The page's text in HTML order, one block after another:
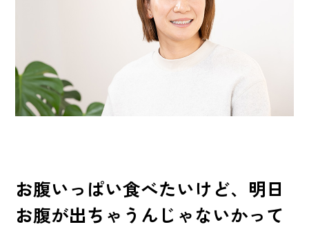
お腹いっぱい食べたいけど、明日
お腹が出ちゃうんじゃないかって